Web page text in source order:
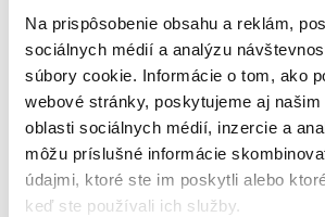
Na prispôsobenie obsahu a reklám,
sociálnych médií a analýzu
súbory cookie. Informácie o tom, ako
webové stránky, poskytujeme aj
oblasti sociálnych médií, inzercie a
môžu príslušné informácie
údajmi, ktoré ste im poskytli alebo
keď ste používali ich služby.
Počet strán 96
K stiahnutiu
12.11.2021
Formát 205x285
Hmotnosť